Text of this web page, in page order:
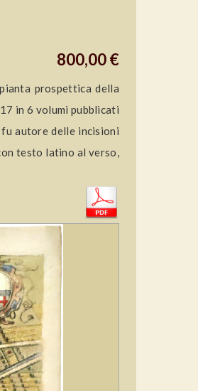
800,00 €
prospettica della
in 6 volumi pubblicati
autore delle incisioni
testo latino al verso,